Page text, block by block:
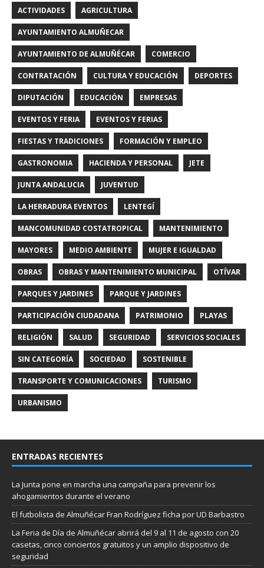
ACTIVIDADES AGRICULTURA
AYUNTAMIENTO ALMUÑECAR
AYUNTAMIENTO DE ALMUÑÉCAR COMERCIO
CONTRATACIÓN CULTURA Y EDUCACIÓN DEPORTES
DIPUTACIÓN EDUCACIÓN EMPRESAS
EVENTOS Y FERIA EVENTOS Y FERIAS
FIESTAS Y TRADICIONES FORMACIÓN Y EMPLEO
GASTRONOMIA HACIENDA Y PERSONAL JETE
JUNTA ANDALUCIA JUVENTUD
LA HERRADURA EVENTOS LENTEGÍ
MANCOMUNIDAD COSTATROPICAL MANTENIMIENTO
MAYORES MEDIO AMBIENTE MUJER E IGUALDAD
OBRAS OBRAS Y MANTENIMIENTO MUNICIPAL OTÍVAR
PARQUES Y JARDINES PARQUE Y JARDINES
PARTICIPACIÓN CIUDADANA PATRIMONIO PLAYAS
RELIGIÓN SALUD SEGURIDAD SERVICIOS SOCIALES
SIN CATEGORÍA SOCIEDAD SOSTENIBLE
TRANSPORTE Y COMUNICACIONES TURISMO
URBANISMO
ENTRADAS RECIENTES
La Junta pone en marcha una campaña para prevenir los
ahogamientos durante el verano
El futbolista de Almuñécar Fran Rodríguez ficha por UD Barbastro
La Feria de Día de Almuñécar abrirá del 9 al 11 de agosto con 20
casetas, cinco conciertos gratuitos y un amplio dispositivo de
seguridad